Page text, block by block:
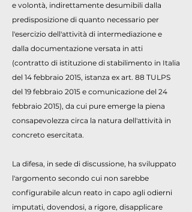
e volontà, indirettamente desumibili dalla
predisposizione di quanto necessario per
l'esercizio dell'attività di intermediazione e
dalla documentazione versata in atti
(contratto di istituzione di stabilimento in Italia
del 14 febbraio 2015, istanza ex art. 88 TULPS
del 19 febbraio 2015 e comunicazione del 24
febbraio 2015), da cui pure emerge la piena
consapevolezza circa la natura dell'attività in
concreto esercitata.
La difesa, in sede di discussione, ha sviluppato
l'argomento secondo cui non sarebbe
configurabile alcun reato in capo agli odierni
imputati, dovendosi, a rigore, disapplicare